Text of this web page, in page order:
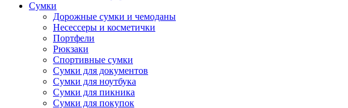
Сумки
Дорожные сумки и чемоданы
Несессеры и косметички
Портфели
Рюкзаки
Спортивные сумки
Сумки для документов
Сумки для ноутбука
Сумки для пикника
Сумки для покупок